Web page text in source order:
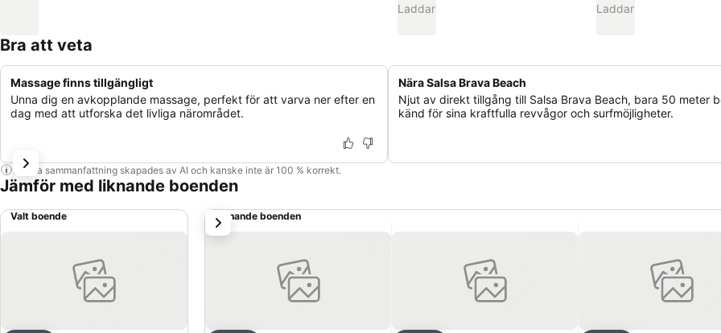
Laddar Laddar
Bra att veta
Massage finns tillgängligt
Unna dig en avkopplande massage, perfekt för att varva ner efter en
dag med att utforska det livliga närområdet.
Nära Salsa Brava Beach
Njut av direkt tillgång till Salsa Brava Beach, bara 50 meter
känd för sina kraftfulla revvågor och surfmöjligheter.
Denna sammanfattning skapades av AI och kanske inte är 100 % korrekt.
Jämför med liknande boenden
Valt boende Liknande boenden
nästa